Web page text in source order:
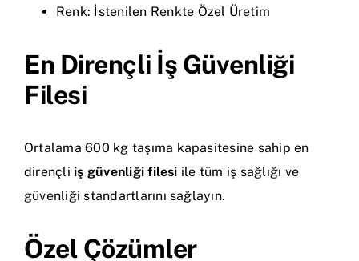
Renk: İstenilen Renkte Özel Üretim
En Dirençli İş Güvenliği
Filesi
Ortalama 600 kg taşıma kapasitesine sahip en
dirençli iş güvenliği filesi ile tüm iş sağlığı ve
güvenliği standartlarını sağlayın.
Özel Çözümler